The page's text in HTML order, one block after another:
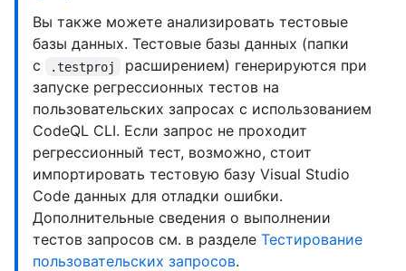
Вы также можете анализировать тестовые
базы данных. Тестовые базы данных (папки
с
.testproj
расширением) генерируются при
запуске регрессионных тестов на
пользовательских запросах с использованием
CodeQL CLI. Если запрос не проходит
регрессионный тест, возможно, стоит
импортировать тестовую базу Visual Studio
Code данных для отладки ошибки.
Дополнительные сведения о выполнении
тестов запросов см. в разделе Тестирование
пользовательских запросов.